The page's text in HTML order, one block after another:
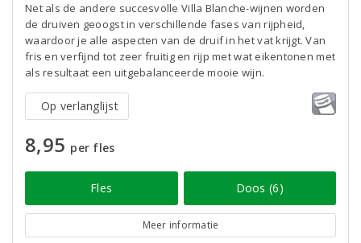
Net als de andere succesvolle Villa Blanche-wijnen worden
de druiven geoogst in verschillende fases van rijpheid,
waardoor je alle aspecten van de druif in het vat krijgt. Van
fris en verfijnd tot zeer fruitig en rijp met wat eikentonen met
als resultaat een uitgebalanceerde mooie wijn.
Op verlanglijst
8,95 per fles
Fles Doos (6)
Meer informatie